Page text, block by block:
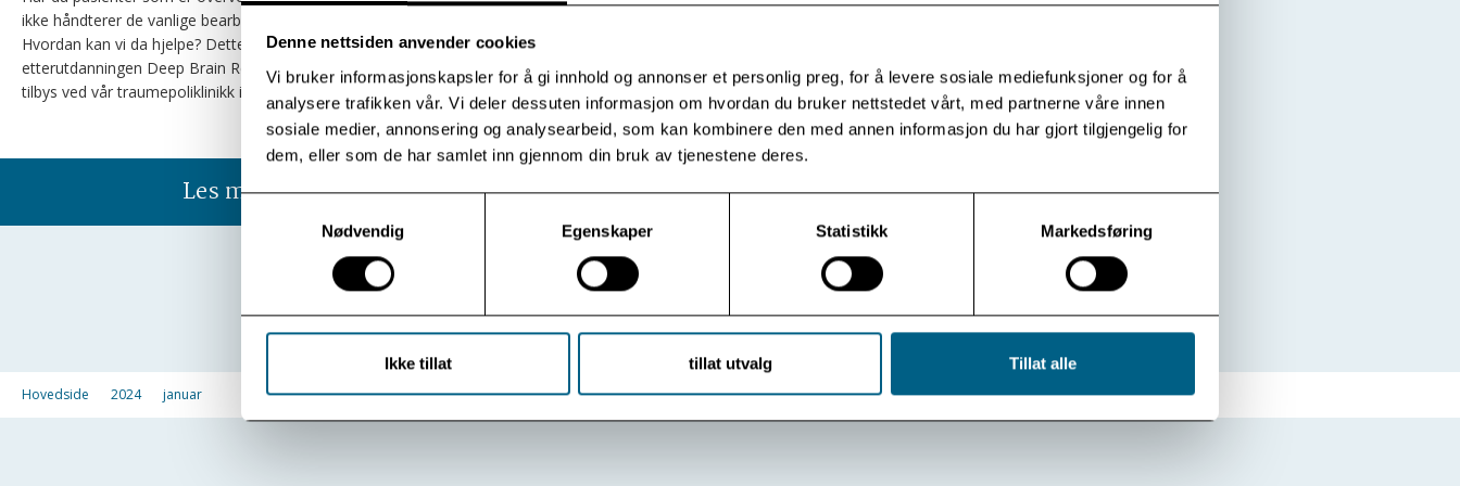
Denne nettsiden anvender cookies
Vi bruker informasjonskapsler for å gi innhold og annonser et personlig preg, for å levere sosiale mediefunksjoner og for å
analysere trafikken vår. Vi deler dessuten informasjon om hvordan du bruker nettstedet vårt, med partnerne våre innen
sosiale medier, annonsering og analysearbeid, som kan kombinere den med annen informasjon du har gjort tilgjengelig for
dem, eller som de har samlet inn gjennom din bruk av tjenestene deres.
Samtykkevalg
Nødvendig
Egenskaper Statistikk Markedsføring
Ikke tillat tillat utvalg Tillat alle
ikke håndterer de vanlige bearbeidingsmetodene?
Hvordan kan vi da hjelpe? Dette er temaet for den nye
etterutdanningen Deep Brain Reorienting (DBR) som nå
tilbys ved vår traumepoliklinikk i Oslo.
Les mer
yrkeskultur. Begge deler kan føre til bedre egenomsorg.
Dette er noe av det forsker Ingrid Marie Taxt Horne har
funnet i sin forskning på norske legers opplevelse av
kollegastøtte
Les mer
Vis flere Se arkiv
Hovedside 2024 januar